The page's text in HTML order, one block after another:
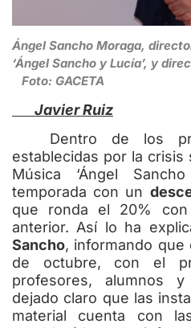
Ángel Sancho Moraga,
‘Ángel Sancho y Lucía’, y
Foto: GACETA
Javier Ruiz
Dentro de los
establecidas por la crisis
Música ‘Ángel
temporada con un
que ronda el 20%
anterior. Así lo ha
Sancho, informando que
de octubre, con el
profesores, alumnos
dejado claro que las
material cuenta con